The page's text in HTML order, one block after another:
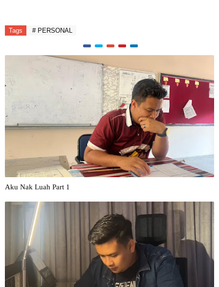
Tags # PERSONAL
Aku Nak Luah Part 1